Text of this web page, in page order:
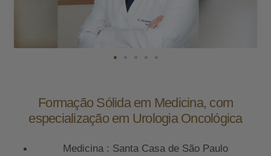
Formação Sólida em Medicina, com
especialização em Urologia Oncológica
Medicina : Santa Casa de São Paulo